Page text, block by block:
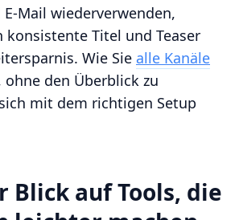
Mail wiederverwenden,
konsistente Titel und Teaser
Wie Sie alle Kanäle
ohne den Überblick zu
mit dem richtigen Setup
Blick auf Tools, die